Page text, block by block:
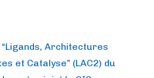
“Ligands, Architectures
et Catalyse” (LAC2) du